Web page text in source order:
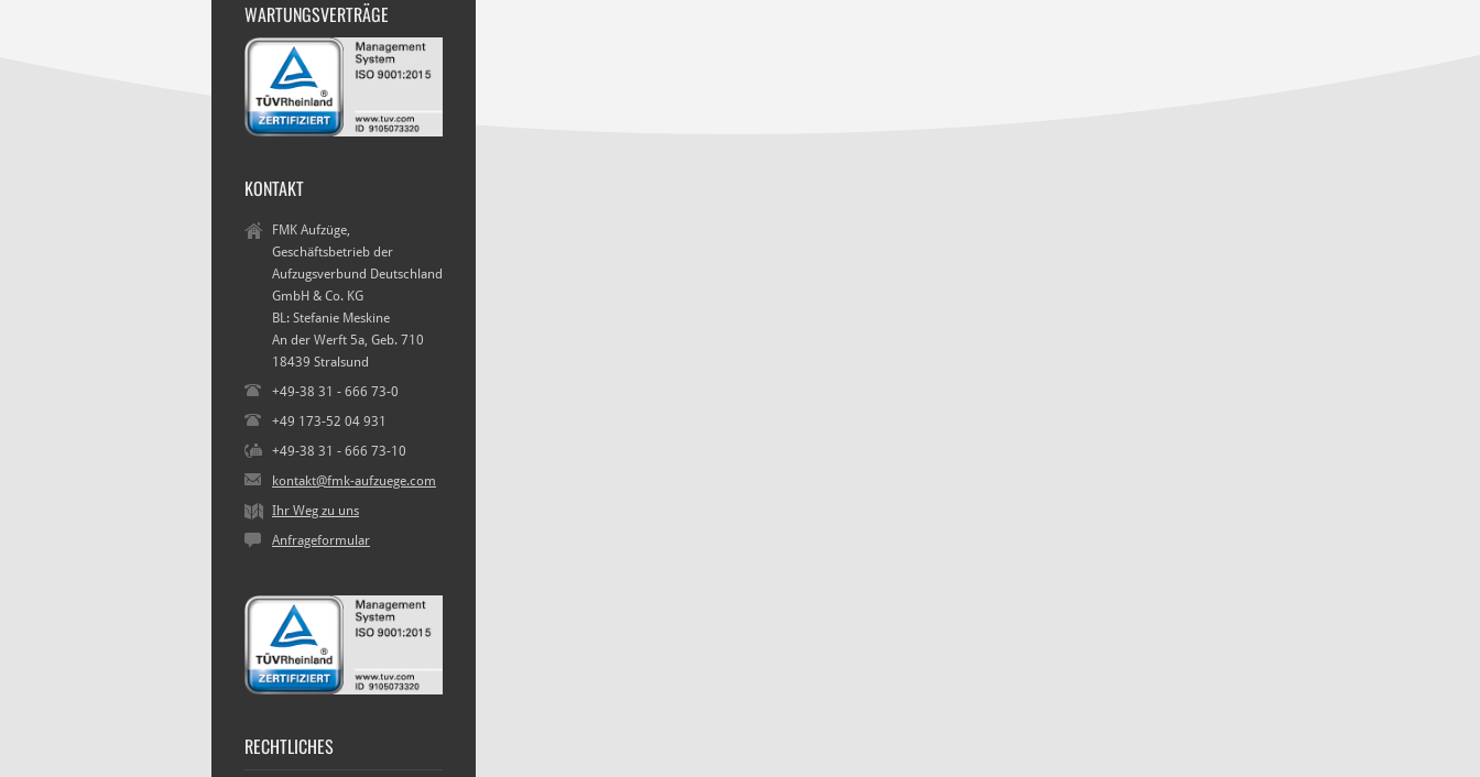
WARTUNGSVERTRÄGE
KONTAKT
FMK Aufzüge,
Geschäftsbetrieb der
Aufzugsverbund Deutschland
GmbH & Co. KG
BL: Stefanie Meskine
An der Werft 5a, Geb. 710
18439 Stralsund
+49-38 31 - 666 73-0
+49 173-52 04 931
+49-38 31 - 666 73-10
kontakt@fmk-aufzuege.com
Ihr Weg zu uns
Anfrageformular
RECHTLICHES